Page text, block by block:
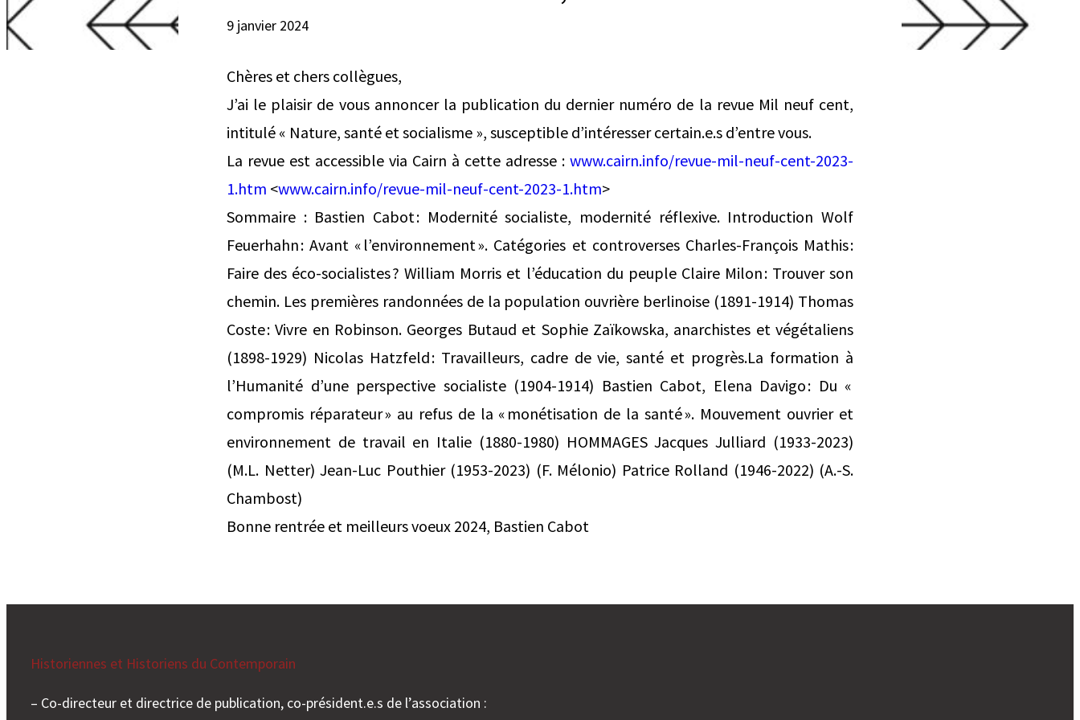
9 janvier 2024
Chères et chers collègues,
J’ai le plaisir de vous annoncer la publication du dernier numéro de la revue Mil neuf cent,
intitulé « Nature, santé et socialisme », susceptible d’intéresser certain.e.s d’entre vous.
La revue est accessible via Cairn à cette adresse : www.cairn.info/revue-mil-neuf-cent-2023-
1.htm <www.cairn.info/revue-mil-neuf-cent-2023-1.htm>
Sommaire : Bastien Cabot : Modernité socialiste, modernité réflexive. Introduction Wolf
Feuerhahn : Avant « l’environnement ». Catégories et controverses Charles-François Mathis :
Faire des éco-socialistes ? William Morris et l’éducation du peuple Claire Milon : Trouver son
chemin. Les premières randonnées de la population ouvrière berlinoise (1891-1914) Thomas
Coste : Vivre en Robinson. Georges Butaud et Sophie Zaïkowska, anarchistes et végétaliens
(1898-1929) Nicolas Hatzfeld : Travailleurs, cadre de vie, santé et progrès.La formation à
l’Humanité d’une perspective socialiste (1904-1914) Bastien Cabot, Elena Davigo : Du «
compromis réparateur » au refus de la « monétisation de la santé ». Mouvement ouvrier et
environnement de travail en Italie (1880-1980) HOMMAGES Jacques Julliard (1933-2023)
(M.L. Netter) Jean-Luc Pouthier (1953-2023) (F. Mélonio) Patrice Rolland (1946-2022) (A.-S.
Chambost)
Bonne rentrée et meilleurs voeux 2024, Bastien Cabot
Historiennes et Historiens du Contemporain
– Co-directeur et directrice de publication, co-président.e.s de l’association :